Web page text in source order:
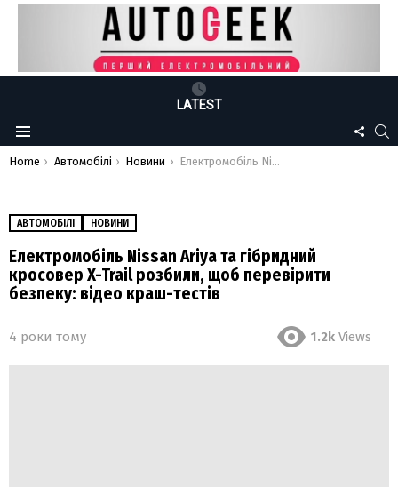
LATEST
Menu
US
You are here:
Home Автомобілі Новини Електромобіль Nissan Ariya та гібридний кросовер X-Trail розбили, щоб перевірити безпеку: відео краш-тестів
АВТОМОБІЛІ НОВИНИ
Електромобіль Nissan Ariya та гібридний
кросовер X-Trail розбили, щоб перевірити
безпеку: відео краш-тестів
4 роки тому 1.2k Views